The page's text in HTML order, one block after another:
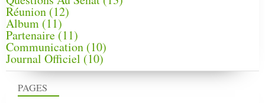
PAGES
Réunion (12)
Album (11)
Partenaire(11)
Communication (10)
Journal Officiel (10)